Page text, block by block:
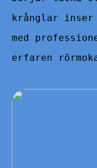
krånglar
med
erfaren